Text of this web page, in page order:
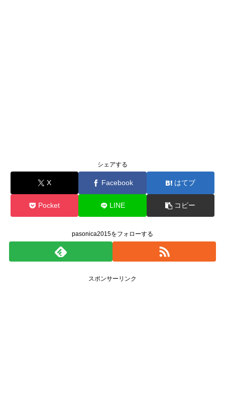
シェアする
X Facebook はてブ
Pocket LINE コピー
pasonica2015をフォローする
スポンサーリンク